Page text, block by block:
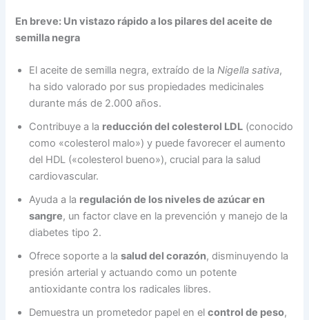
En breve: Un vistazo rápido a los pilares del aceite de
semilla negra
El aceite de semilla negra, extraído de laNigella sativa,
ha sido valorado por sus propiedades medicinales
durante más de 2.000 años.
Contribuye a la reducción del colesterol LDL (conocido
como «colesterol malo») y puede favorecer el aumento
del HDL («colesterol bueno»), crucial para la salud
cardiovascular.
Ayuda a la regulación de los niveles de azúcar en
sangre, un factor clave en la prevención y manejo de la
diabetes tipo 2.
Ofrece soporte a lasalud del corazón, disminuyendo la
presión arterial y actuando como un potente
antioxidante contra los radicales libres.
Demuestra un prometedor papel en elcontrol de peso,